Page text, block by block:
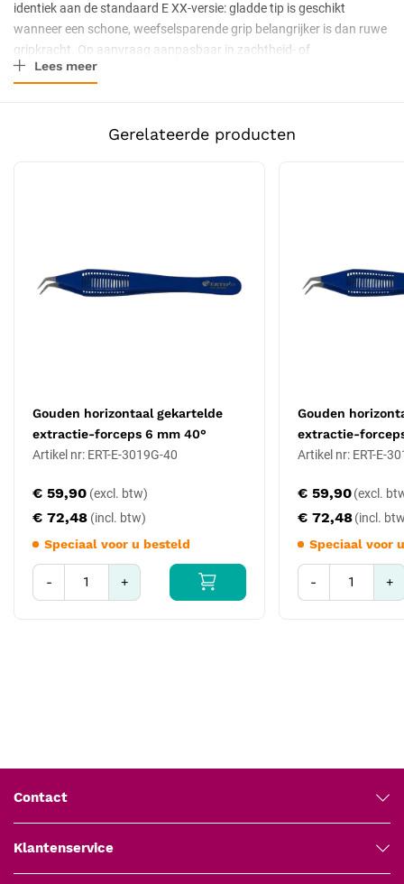
identiek aan de standaard E XX-versie: gladde tip is geschikt
wanneer een schone, weefselsparende grip belangrijker is dan ruwe
gripkracht. Op aanvraag aanpasbaar in zachtheid- of
hardheidsinstellingen.
Tiplengte: 8 mm, werkhoek: 40°
Bestand tegen frequente autoclaafcycli
Toepassing: extractie (donorextractie)
extractiewerk in de donorzone. Gladde tip is geschikt wanneer een
schone, weefselsparende grip belangrijker is dan ruwe gripkracht.
De gouden uitvoering wordt door klinieken gewaardeerd om een
esthetisch aanzicht voor de patiënt, en duurzaamheid van de
coating bij intensief gebruik. Voor klinieken die prijsbewust inkopen
visuele onderscheiding is de gouden uitvoering aantrekkelijk.
Toepassing en gebruik
Volledige gouden Forcepslijn (E 20.XXG, E 30.19-21G, E
matching set
Voor reguliere staaluitvoering: gekartelde extractieforceps (E
Lees meer
Gerelateerde producten
Gouden horizontaal gekartelde
extractie-forceps 6 mm 40°
Artikel nr: ERT-E-3019G-40
€ 72,48
€ 59,90
Speciaal voor u besteld
- +
Gouden
extractie-
Artikel nr: ERT-E-
€ 72,48
€ 59,90
Speciaal voor
- +
Contact
Klantenservice